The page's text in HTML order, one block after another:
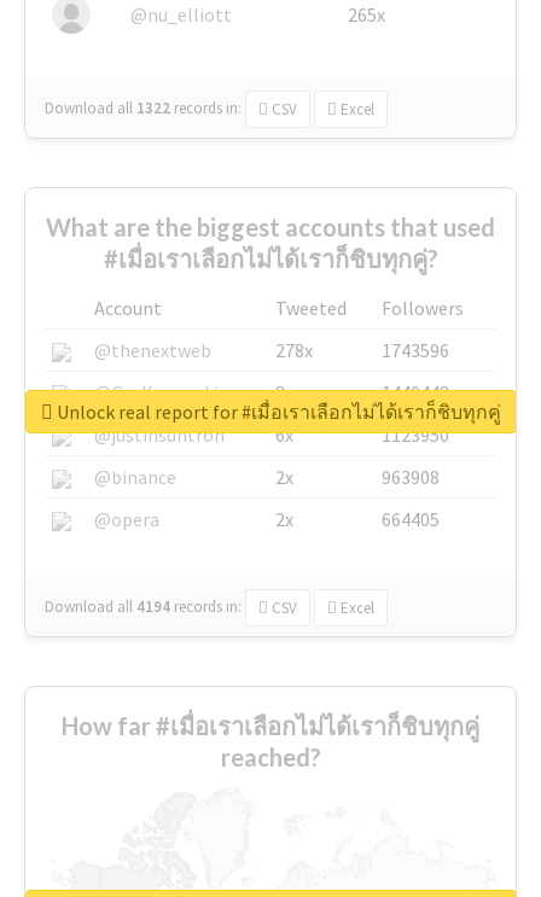
@nu_elliott 265x
Download all 1322 records in: CSV Excel
What are the biggest accounts that used
#เมื่อเราเลือกไม่ได้เราก็ชิบทุกคู่?
Account Tweeted
Followers
@thenextweb
278x
1743596
@GuyKawasaki
8x
1440448
@justinsuntron
6x
1123950
@binance
2x
963908
@opera
2x 664405
Download all 4194 records in: CSV Excel
Unlock real report for #เมื่อเราเลือกไม่ได้เราก็ชิบทุกคู่
How far #เมื่อเราเลือกไม่ได้เราก็ชิบทุกคู่
reached?